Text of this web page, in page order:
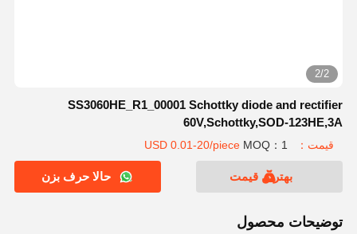
2/2
SS3060HE_R1_00001 Schottky diode and rectifier
60V,Schottky,SOD-123HE,3A
قیمت：USD 0.01-20/piece MOQ：1
بهترین قیمت حالا حرف بزن
توضیحات محصول